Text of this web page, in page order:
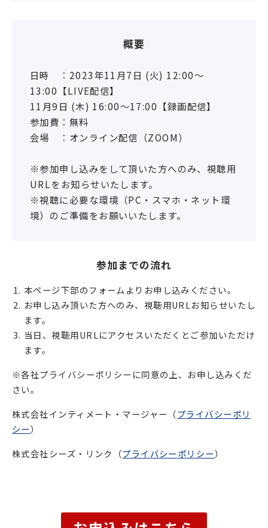
概要
日時 ：2023年11月7日 (火) 12:00〜
13:00【LIVE配信】
11月9日 (木) 16:00〜17:00【録画配信】
参加費：無料
会場 ：オンライン配信（ZOOM）
※参加申し込みをして頂いた方へのみ、視聴用
URLをお知らせいたします。
※視聴に必要な環境（PC・スマホ・ネット環
境）のご準備をお願いいたします。
参加までの流れ
本ページ下部のフォームよりお申し込みください。
お申し込み頂いた方へのみ、視聴用URLお知らせいたし
ます。
当日、視聴用URLにアクセスいただくとご参加いただけ
ます。
※各社プライバシーポリシーに同意の上、お申し込みくだ
さい。
株式会社インティメート・マージャー（プライバシーポリ
シー）
株式会社シーズ・リンク（プライバシーポリシー）